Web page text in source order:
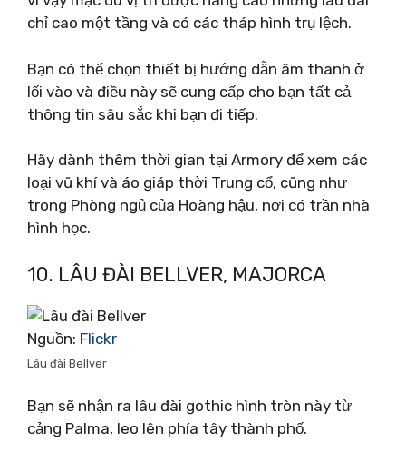
chỉ cao một tầng và có các tháp hình trụ lệch.
Bạn có thể chọn thiết bị hướng dẫn âm thanh ở
lối vào và điều này sẽ cung cấp cho bạn tất cả
thông tin sâu sắc khi bạn đi tiếp.
Hãy dành thêm thời gian tại Armory để xem các
loại vũ khí và áo giáp thời Trung cổ, cũng như
trong Phòng ngủ của Hoàng hậu, nơi có trần nhà
hình học.
10. LÂU ĐÀI BELLVER, MAJORCA
Nguồn: Flickr
Lâu đài Bellver
Bạn sẽ nhận ra lâu đài gothic hình tròn này từ
cảng Palma, leo lên phía tây thành phố.